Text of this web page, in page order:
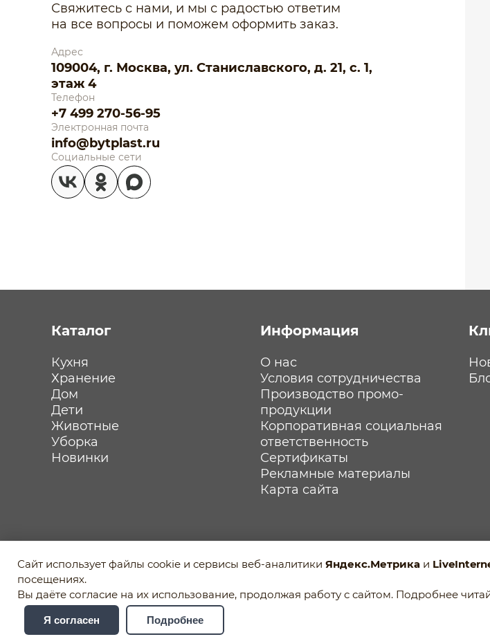
Свяжитесь с нами, и мы с радостью ответим
на все вопросы и поможем оформить заказ.
Адрес
109004, г. Москва, ул. Станиславского, д. 21, с. 1,
этаж 4
Телефон
+7 499 270-56-95
Электронная почта
info@bytplast.ru
Социальные сети
Каталог
Кухня
Хранение
Дом
Дети
Животные
Уборка
Новинки
Информация
О нас
Условия сотрудничества
Производство промо-
продукции
Корпоративная социальная
ответственность
Сертификаты
Рекламные материалы
Карта сайта
Пользовательское соглашение
Отозвать согласие на обработку персональных данных
Сайт использует файлы cookie и сервисы веб-аналитики Яндекс.Метрика и
посещениях.
Вы даёте согласие на их использование, продолжая работу с сайтом. Подробнее
Я согласен Подробнее